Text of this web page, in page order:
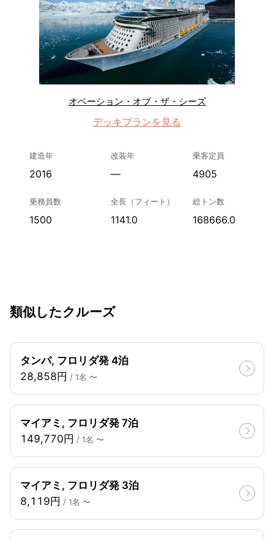
オベーション・オブ・ザ・シーズ
デッキプランを見る
建造年
2016
改装年
—
乗客定員
4905
乗務員数
1500
全長（フィート）
1141.0
総トン数
168666.0
類似したクルーズ
タンパ, フロリダ発 4泊
28,858円 / 1名 〜
マイアミ, フロリダ発 7泊
149,770円 / 1名 〜
マイアミ, フロリダ発 3泊
8,119円 / 1名 〜